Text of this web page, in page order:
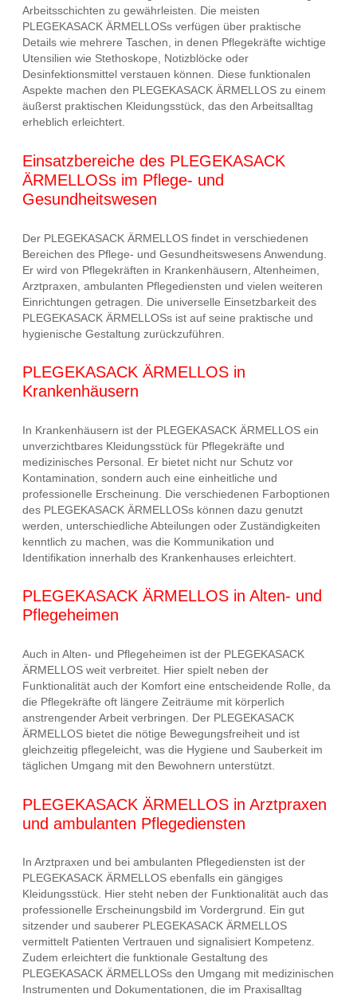
Arbeitsschichten zu gewährleisten. Die meisten
PLEGEKASACK ÄRMELLOSs verfügen über praktische
Details wie mehrere Taschen, in denen Pflegekräfte wichtige
Utensilien wie Stethoskope, Notizblöcke oder
Desinfektionsmittel verstauen können. Diese funktionalen
Aspekte machen den PLEGEKASACK ÄRMELLOS zu einem
äußerst praktischen Kleidungsstück, das den Arbeitsalltag
erheblich erleichtert.
Einsatzbereiche des PLEGEKASACK
ÄRMELLOSs im Pflege- und
Gesundheitswesen
Der PLEGEKASACK ÄRMELLOS findet in verschiedenen
Bereichen des Pflege- und Gesundheitswesens Anwendung.
Er wird von Pflegekräften in Krankenhäusern, Altenheimen,
Arztpraxen, ambulanten Pflegediensten und vielen weiteren
Einrichtungen getragen. Die universelle Einsetzbarkeit des
PLEGEKASACK ÄRMELLOSs ist auf seine praktische und
hygienische Gestaltung zurückzuführen.
PLEGEKASACK ÄRMELLOS in
Krankenhäusern
In Krankenhäusern ist der PLEGEKASACK ÄRMELLOS ein
unverzichtbares Kleidungsstück für Pflegekräfte und
medizinisches Personal. Er bietet nicht nur Schutz vor
Kontamination, sondern auch eine einheitliche und
professionelle Erscheinung. Die verschiedenen Farboptionen
des PLEGEKASACK ÄRMELLOSs können dazu genutzt
werden, unterschiedliche Abteilungen oder Zuständigkeiten
kenntlich zu machen, was die Kommunikation und
Identifikation innerhalb des Krankenhauses erleichtert.
PLEGEKASACK ÄRMELLOS in Alten- und
Pflegeheimen
Auch in Alten- und Pflegeheimen ist der PLEGEKASACK
ÄRMELLOS weit verbreitet. Hier spielt neben der
Funktionalität auch der Komfort eine entscheidende Rolle, da
die Pflegekräfte oft längere Zeiträume mit körperlich
anstrengender Arbeit verbringen. Der PLEGEKASACK
ÄRMELLOS bietet die nötige Bewegungsfreiheit und ist
gleichzeitig pflegeleicht, was die Hygiene und Sauberkeit im
täglichen Umgang mit den Bewohnern unterstützt.
PLEGEKASACK ÄRMELLOS in Arztpraxen
und ambulanten Pflegediensten
In Arztpraxen und bei ambulanten Pflegediensten ist der
PLEGEKASACK ÄRMELLOS ebenfalls ein gängiges
Kleidungsstück. Hier steht neben der Funktionalität auch das
professionelle Erscheinungsbild im Vordergrund. Ein gut
sitzender und sauberer PLEGEKASACK ÄRMELLOS
vermittelt Patienten Vertrauen und signalisiert Kompetenz.
Zudem erleichtert die funktionale Gestaltung des
PLEGEKASACK ÄRMELLOSs den Umgang mit medizinischen
Instrumenten und Dokumentationen, die im Praxisalltag